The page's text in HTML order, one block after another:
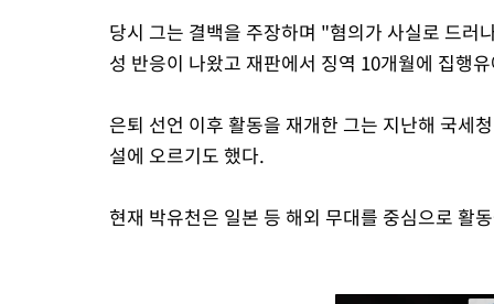
당시 그는 결백을 주장하며 "혐의가 사실로 드
성 반응이 나왔고 재판에서 징역 10개월에 집행
은퇴 선언 이후 활동을 재개한 그는 지난해 국세
설에 오르기도 했다.
현재 박유천은 일본 등 해외 무대를 중심으로 활